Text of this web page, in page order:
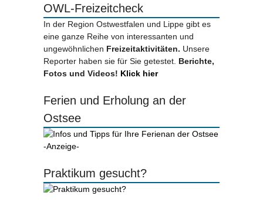
OWL-Freizeitcheck
In der Region Ostwestfalen und Lippe gibt es
eine ganze Reihe von interessanten und
ungewöhnlichen Freizeitaktivitäten. Unsere
Reporter haben sie für Sie getestet. Berichte,
Fotos und Videos! Klick hier
Ferien und Erholung an der
Ostsee
-Anzeige-
Praktikum gesucht?